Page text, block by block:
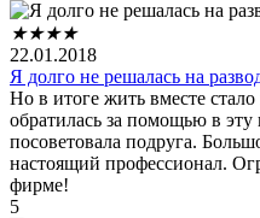
★★★★
22.01.2018
Я долго не решалась на
Но в итоге жить вместе
обратилась за помощью в
посоветовала подруга.
настоящий профессионал.
фирме!
5